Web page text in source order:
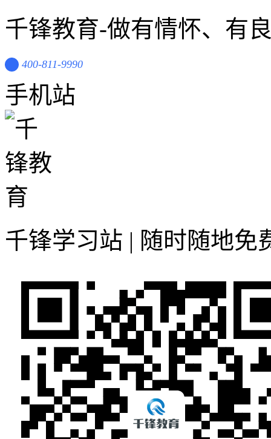
千锋教育-做有情怀、有
400-811-9990
手机站
千锋学习站 | 随时随地免